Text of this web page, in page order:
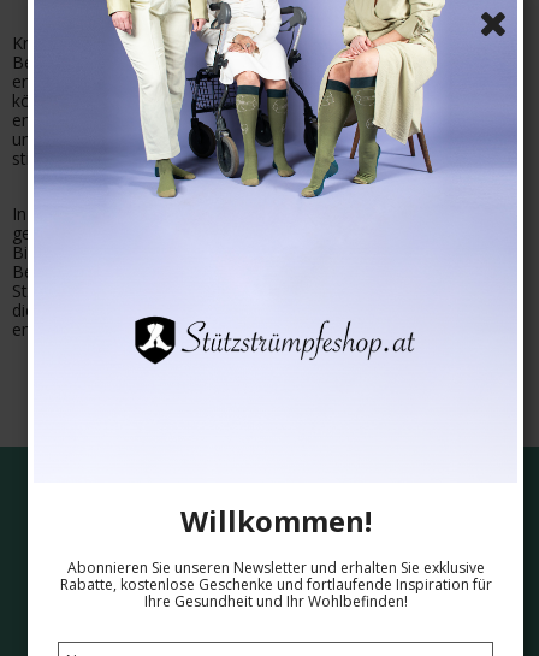
Krampfadern entstehen, wenn der Druck in den Blutadern der
Beine so hoch wird, dass die Blutgefäße nachgeben und sich
erweitern. Bei Menschen mit einem elastischen Bindegewebe
können Krampfadern auch bei einem normalen Venenblutdruck
entstehen. In den meisten Fällen entstehen Krampfadern bei
undichten Venenklappen, nachgiebiges Bindegewebe und
stillstehend Arbei
In der Schwangerschaft entwickeln viele Krampfadern. Der
geänderte Hormonhaushalt führt zu einem nachgiebigen
Bindegewebe und der Druck von der der Gebärmutter auf die
Beckenvenen erschwert den Weg des Blutes in die Beinen.
Stützstrümpfe helfen den Druck auf die Venen zu erhöhen, damit
die Durchströmung verbessert wird. Sollen Sie Läufer sein,
empfiehlt es sich die Laufstrümpfe zu kaufen
Willkommen!
Abonnieren Sie unseren Newsletter und erhalten Sie exklusive
Rabatte, kostenlose Geschenke und fortlaufende Inspiration für
Ihre Gesundheit und Ihr Wohlbefinden!
Lieferung 4-7 Werktagen